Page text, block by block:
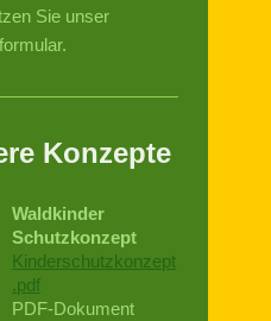
Sie unser
Konzepte
Waldkinder
Schutzkonzept
Kinderschutzkonzept
.pdf
PDF-Dokument